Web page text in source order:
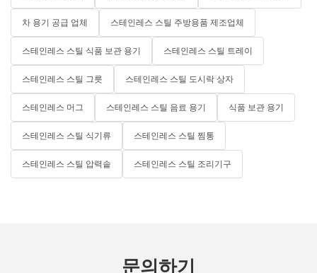
차 용기 공급 업체 스테인레스 스틸 주방용품 제조업체
스테인레스 스틸 식품 보관 용기 스테인레스 스틸 트레이
스테인레스 스틸 그릇 스테인레스 스틸 도시락 상자
스테인레스 머그 스테인레스 스틸 음료 용기 식품 보관 용기
스테인레스 스틸 식기류 스테인레스 스틸 찜통
스테인레스 스틸 압력솥 스테인레스 스틸 조리기구
문의하기